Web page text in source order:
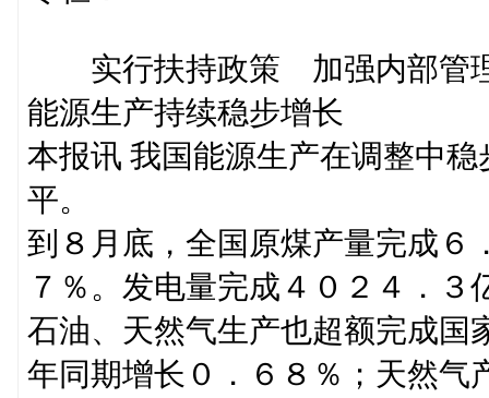
实行扶持政策 加强内部管
能源生产持续稳步增长
本报讯 我国能源生产在调整中
平。
到８月底，全国原煤产量完成６
７％。发电量完成４０２４．
石油、天然气生产也超额完成国
年同期增长０．６８％；天然气